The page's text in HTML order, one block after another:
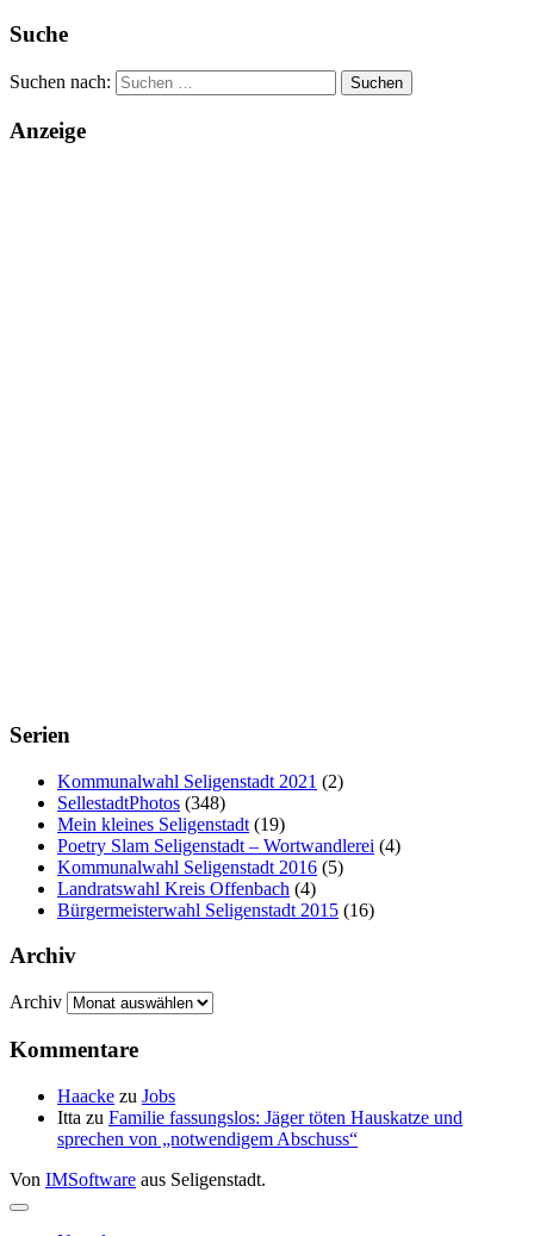
Suche
Suchen nach:
Anzeige
Serien
Kommunalwahl Seligenstadt 2021 (2)
SellestadtPhotos (348)
Mein kleines Seligenstadt (19)
Poetry Slam Seligenstadt – Wortwandlerei (4)
Kommunalwahl Seligenstadt 2016 (5)
Landratswahl Kreis Offenbach (4)
Bürgermeisterwahl Seligenstadt 2015 (16)
Archiv
Archiv
Kommentare
Haacke zu Jobs
Itta zu Familie fassungslos: Jäger töten Hauskatze und
sprechen von „notwendigem Abschuss“
Von IMSoftware aus Seligenstadt.